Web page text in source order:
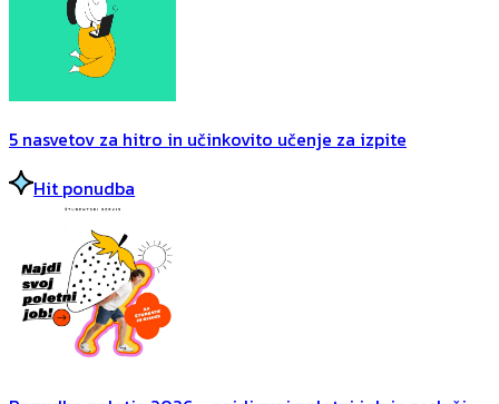
5 nasvetov za hitro in učinkovito učenje za izpite
Hit ponudba